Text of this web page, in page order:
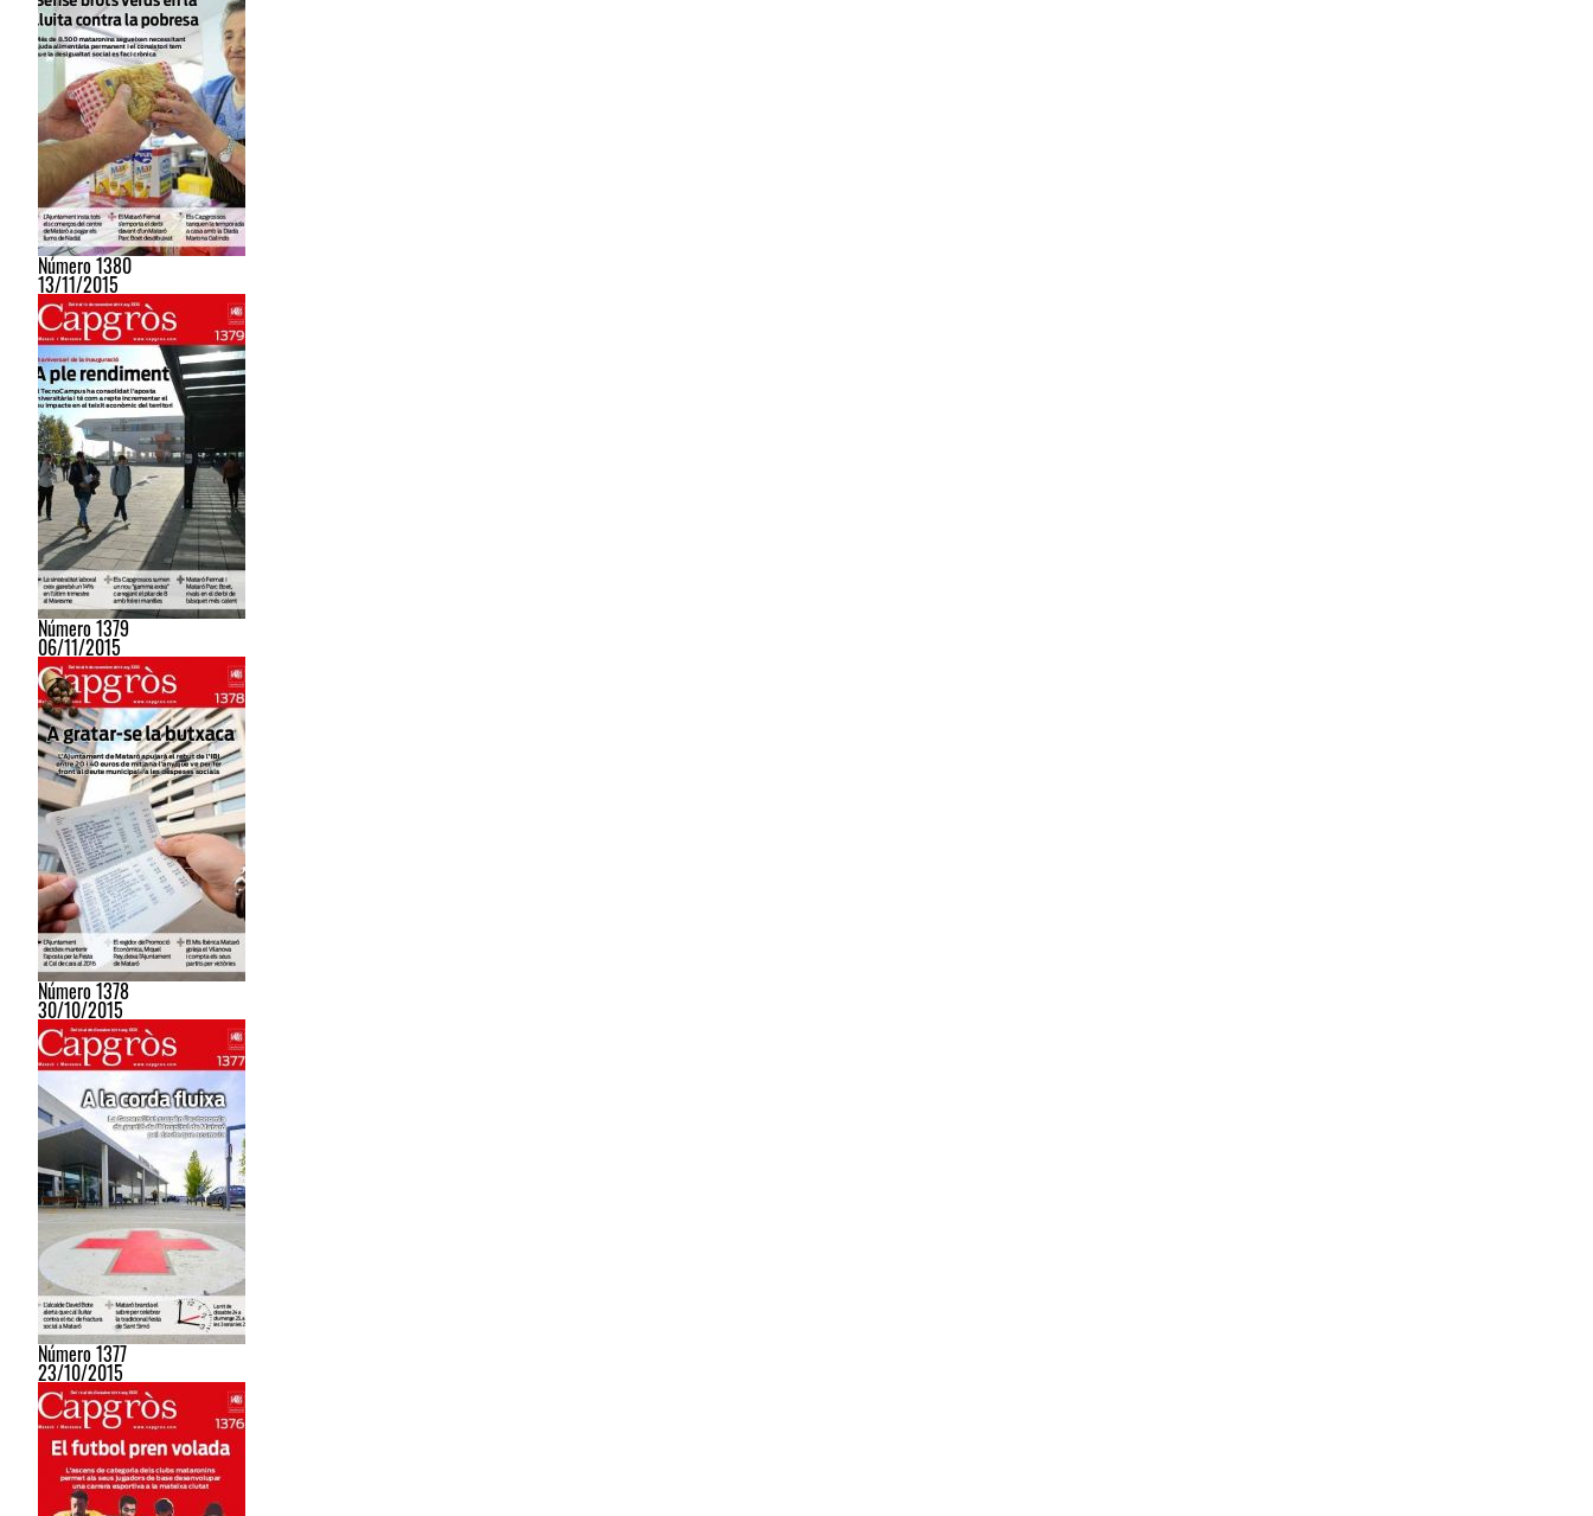
Número 1380
13/11/2015
Número 1379
06/11/2015
Número 1378
30/10/2015
Número 1377
23/10/2015